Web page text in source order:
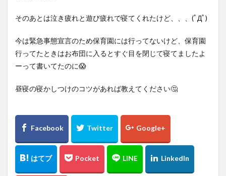
そのあとは泣き疲れと遊び疲れで寝てくれたけど、、、(ﾟДﾟ)
今は緊急事態宣言のため保育園には行ってないけど、保育園
行ってたときはお布団に入るとすぐ目を閉じて寝てましたよ
ーって書いてたのに😱
昼寝の寝かしつけのコツがあれば教えてください🤔